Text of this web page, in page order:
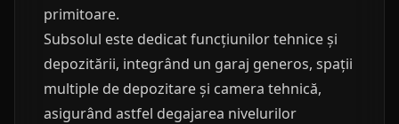
primitoare.
Subsolul este dedicat funcțiunilor tehnice și
depozitării, integrând un garaj generos, spații
multiple de depozitare și camera tehnică,
asigurând astfel degajarea nivelurilor